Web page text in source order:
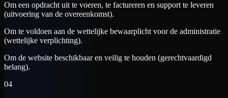
Om een opdracht uit te voeren, te factureren en support te leveren
(uitvoering van de overeenkomst).
Om te voldoen aan de wettelijke bewaarplicht voor de administratie
(wettelijke verplichting).
Om de website beschikbaar en veilig te houden (gerechtvaardigd
belang).
04